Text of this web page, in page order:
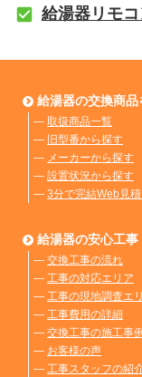
給湯器リモ
給湯器の交換商品
― 取扱商品一覧
― 旧型番から探す
― メーカーから探す
― 設置状況から探す
― 3分で完結Web見積
給湯器の安心工事
― 交換工事の流れ
― 工事の対応エリア
― 工事の現地調査エ
― 工事費用の詳細
― 交換工事の施工事例
― お客様の声
― 工事スタッフの紹